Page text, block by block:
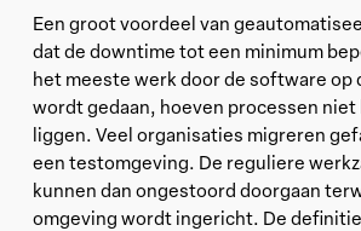
Een groot voordeel van
dat de downtime tot een minimum
het meeste werk door de software op
wordt gedaan, hoeven processen niet
liggen. Veel organisaties migreren
een testomgeving. De reguliere
kunnen dan ongestoord doorgaan
omgeving wordt ingericht. De